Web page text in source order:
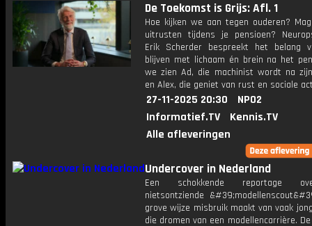
De Toekomst is Grijs: Afl. 1
Hoe kijken we aan tegen ouderen?
uitrusten tijdens je pensioen?
Erik Scherder bespreekt het belang
blijven met lichaam én brein na het
we zien Ad, die machinist wordt na
en Alex, die geniet van rust en sociale
27-11-2025 20:30
NPO2
Informatief.TV
Kennis.TV
Alle afleveringen
Undercover in Nederland
Een schokkende reportage
nietsontziende
grove wijze misbruik maakt van vaak
die dromen van een modellencarrière.